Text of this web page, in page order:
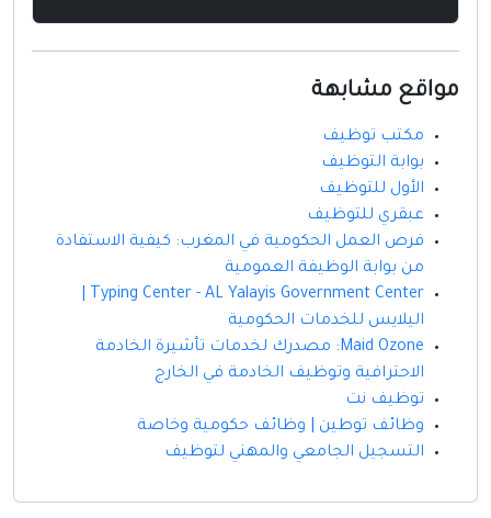
مواقع مشابهة
مكتب توظيف
بوابة التوظيف
الأول للتوظيف
عبقري للتوظيف
فرص العمل الحكومية في المغرب: كيفية الاستفادة
من بوابة الوظيفة العمومية
اليلايس للخدمات الحكومية
Maid Ozone: مصدرك لخدمات تأشيرة الخادمة
الاحترافية وتوظيف الخادمة في الخارج
توظيف نت
وظائف توطين | وظائف حكومية وخاصة
التسجيل الجامعي والمهني لتوظيف